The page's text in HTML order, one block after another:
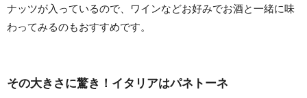
ナッツが入っているので、ワインなどお好みでお酒と一緒に味
わってみるのもおすすめです。
その大きさに驚き！イタリアはパネトーネ